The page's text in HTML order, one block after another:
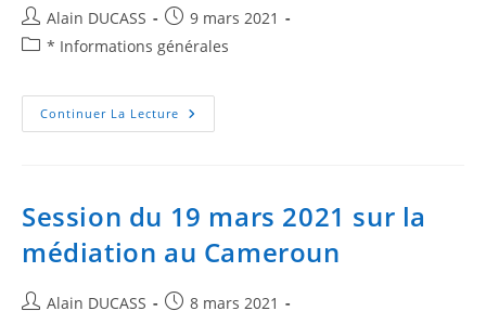
Alain DUCASS
9 mars 2021
* Informations générales
Continuer La Lecture
Session du 19 mars 2021 sur la
médiation au Cameroun
Alain DUCASS
8 mars 2021